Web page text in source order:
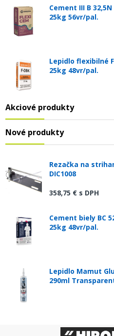
Cement III B
25kg 56vr/pal.
Lepidlo flexibilné
25kg 48vr/pal.
Akciové produkty
Nové produkty
Rezačka na
DIC1008
358,75 € s DPH
Cement biely BC
25kg 48vr/pal.
Lepidlo Mamut
290ml